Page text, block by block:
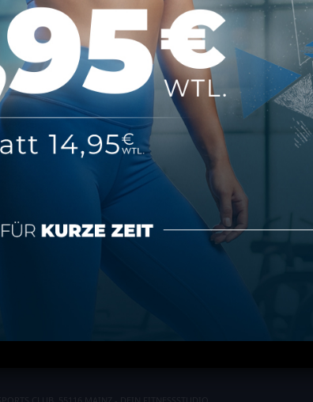
Über MAP Mainz
Über MAP Sports Club
Kontakt